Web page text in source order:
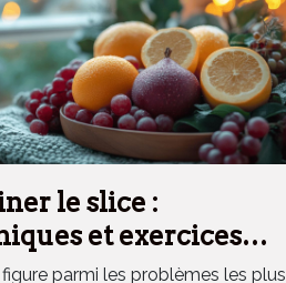
le slice :
et exercices
figure parmi les problèmes les plus